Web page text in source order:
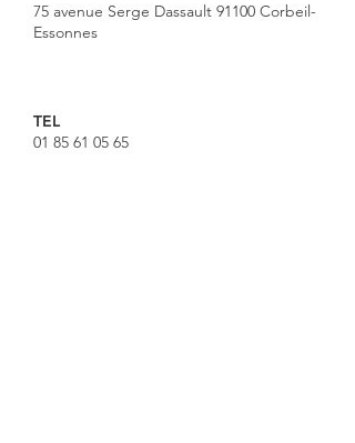
75 avenue Serge Dassault 91100 Corbeil-
Essonnes
TEL
01 85 61 05 65